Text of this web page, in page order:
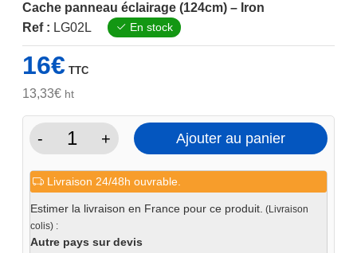
Cache panneau éclairage (124cm) – Iron
Ref : LG02L En stock
16€ TTC
13,33€ht
-
quantité
Cache
panneau
(124cm)
+ Ajouter au panier
Livraison 24/48h ouvrable.
Estimer la livraison en France pour ce produit. (Livraison
colis) :
Autre pays sur devis